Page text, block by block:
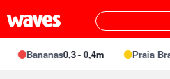
Bananas0,3 - 0,4m Praia Brava